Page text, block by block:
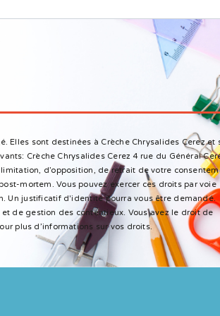
Elles sont destinées à Crèche Chrysalides Cerez et
Crèche Chrysalides Cerez 4 rue du Général
d’opposition, de retrait de votre
mortem. Vous pouvez exercer ces droits par voie
Un justificatif d'identité pourra vous être demandé.
de gestion des contentieux. Vous avez le droit de
plus d’informations sur vos droits.